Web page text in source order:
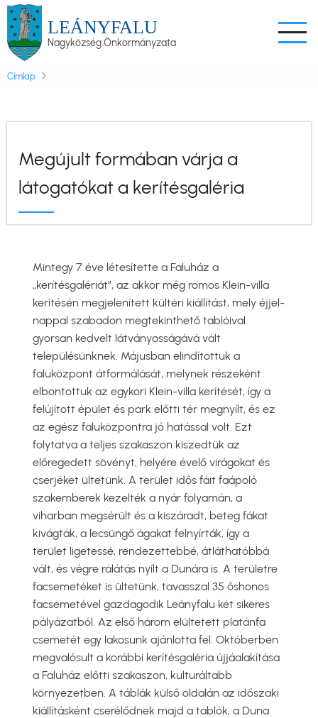
Ugrás
tartalomra
LEÁNYFALU
Nagyközség Önkormányzata
Címlap
Megújult formában várja a
látogatókat a kerítésgaléria
Mintegy 7 éve létesítette a Faluház a
„kerítésgalériát”, az akkor még romos Klein-villa
kerítésén megjelenített kültéri kiállítást, mely éjjel-
nappal szabadon megtekinthető tablóival
gyorsan kedvelt látványosságává vált
településünknek. Májusban elindítottuk a
faluközpont átformálását, melynek részeként
elbontottuk az egykori Klein-villa kerítését, így a
felújított épület és park előtti tér megnyílt, és ez
az egész faluközpontra jó hatással volt. Ezt
folytatva a teljes szakaszon kiszedtük az
előregedett sövényt, helyére évelő virágokat és
cserjéket ültetünk. A terület idős fáit faápoló
szakemberek kezelték a nyár folyamán, a
viharban megsérült és a kiszáradt, beteg fákat
kivágták, a lecsüngő ágakat felnyírták, így a
terület ligetessé, rendezettebbé, átláthatóbbá
vált, és végre rálátás nyílt a Dunára is. A területre
facsemetéket is ültetünk, tavasszal 35 őshonos
facsemetével gazdagodik Leányfalu két sikeres
pályázatból. Az első három elültetett platánfa
csemetét egy lakosunk ajánlotta fel. Októberben
megvalósult a korábbi kerítésgaléria újjáalakítása
a Faluház előtti szakaszon, kulturáltabb
környezetben. A táblák külső oldalán az időszaki
kiállításként cserélődnek majd a tablók, a Duna